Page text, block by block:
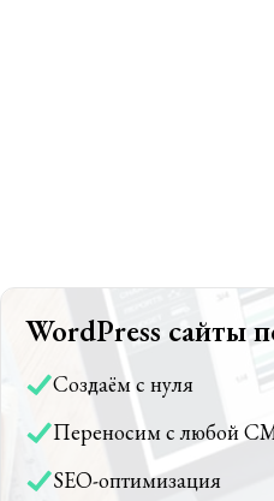
WordPress сайты
Создаём с нуля
Переносим с любой
SEO-оптимизация